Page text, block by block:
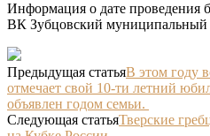
Информация о дате проведения
ВК Зубцовский муниципальный
Предыдущая статьяВ этом году
отмечает свой 10-ти летний
объявлен годом семьи.
Следующая статьяТверские